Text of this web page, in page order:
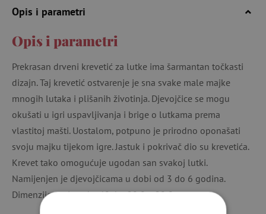
Opis i parametri
Opis i parametri
Prekrasan drveni krevetić za lutke ima šarmantan točkasti
dizajn. Taj krevetić ostvarenje je sna svake male majke
mnogih lutaka i plišanih životinja. Djevojčice se mogu
okušati u igri uspavljivanja i brige o lutkama prema
vlastitoj mašti. Uostalom, potpuno je prirodno oponašati
svoju majku tijekom igre. Jastuk i pokrivač dio su krevetića.
Krevet tako omogućuje ugodan san svakoj lutki.
Namijenjen je djevojčicama u dobi od 3 do 6 godina.
Dimenzije proizvoda: 49,4 x 29,9 x 29,9 cm.